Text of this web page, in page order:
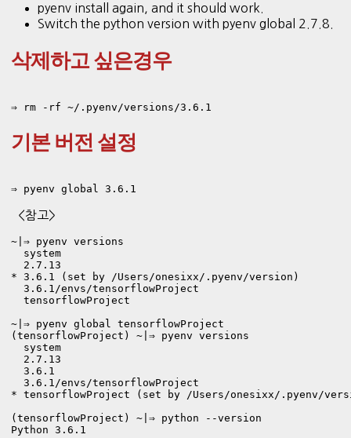
pyenv install again, and it should work.
Switch the python version with pyenv global 2.7.8.
삭제하고 싶은경우
⇒ rm -rf ~/.pyenv/versions/3.6.1
기본 버전 설정
⇒ pyenv global 3.6.1
<참고>
~|⇒ pyenv versions
  system
  2.7.13
* 3.6.1 (set by /Users/onesixx/.pyenv/version)
  3.6.1/envs/tensorflowProject
  tensorflowProject
~|⇒ pyenv global tensorflowProject
(tensorflowProject) ~|⇒ pyenv versions
  system
  2.7.13
  3.6.1
  3.6.1/envs/tensorflowProject
* tensorflowProject (set by /Users/onesixx/.pyenv/
(tensorflowProject) ~|⇒ python --version
Python 3.6.1